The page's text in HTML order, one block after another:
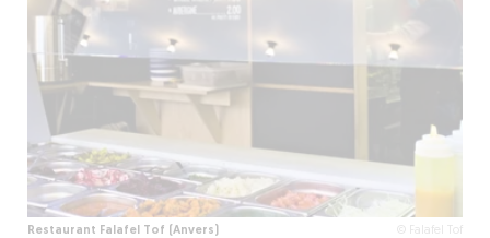
Restaurant Falafel Tof (Anvers) © Falafel Tof